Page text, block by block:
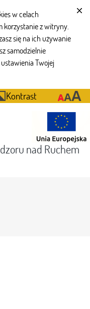
w celach
korzystanie z witryny.
się na ich używanie
samodzielnie
Twojej
Kontrast
nad Ruchem